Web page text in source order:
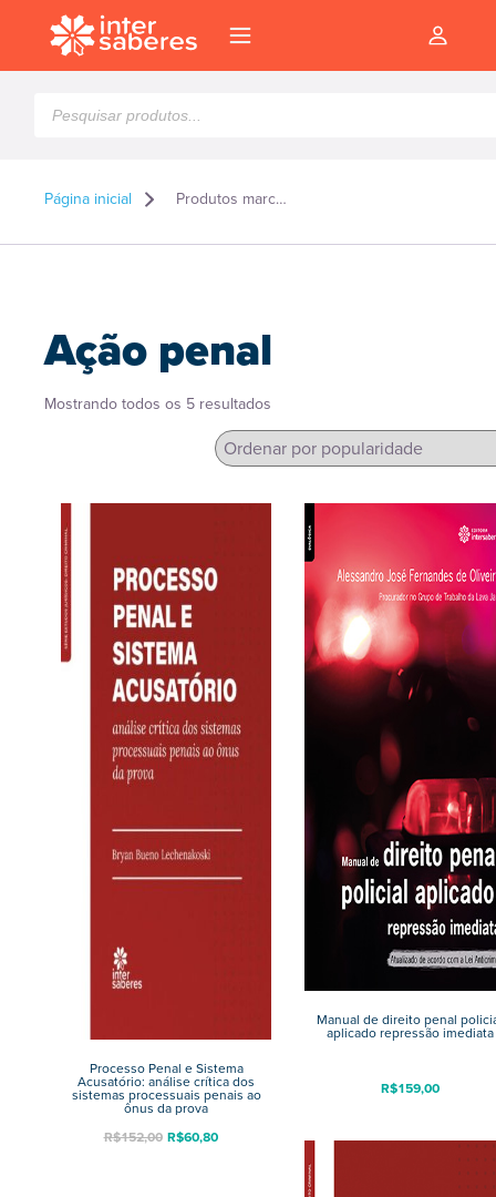
produtos
Página inicial Produtos marcados como “Ação penal”
Ação penal
Mostrando todos os 5 resultados
popularidade
Processo Penal e Sistema
Acusatório: análise crítica dos
sistemas processuais penais ao
ônus da prova
R$152,00 R$60,80
Manual de direito penal
aplicado repressão imediata
R$159,00